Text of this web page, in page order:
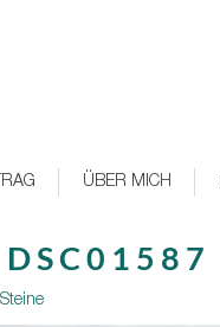
ÜBER MICH
DSC01587